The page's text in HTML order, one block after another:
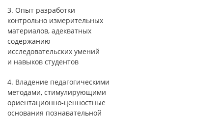
3. Опыт разработки
контрольно измерительных
материалов, адекватных
содержанию
исследовательских умений
и навыков студентов
4. Владение педагогическими
методами, стимулирующими
ориентационно-ценностные
основания познавательной